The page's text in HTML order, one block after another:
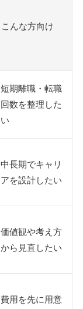
こんな方向け
短期離職・転職
回数を整理した
い
中長期でキャリ
アを設計したい
価値観や考え方
から見直したい
費用を先に用意